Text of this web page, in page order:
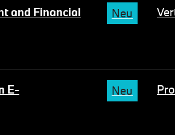
and Financial
Neu
E-
Neu